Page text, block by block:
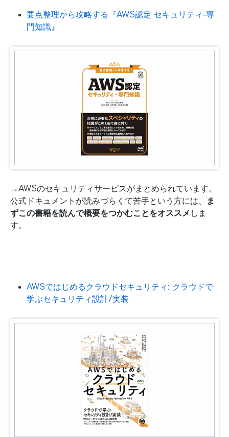
要点整理から攻略する『AWS認定 セキュリティ-専
門知識』
→AWSのセキュリティサービスがまとめられています。
公式ドキュメントが読みづらくて苦手という方には、
ま
ずこの書籍を読んで概要をつかむことをオススメ しま
す。
AWSではじめるクラウドセキュリティ: クラウドで
学ぶセキュリティ設計/実装